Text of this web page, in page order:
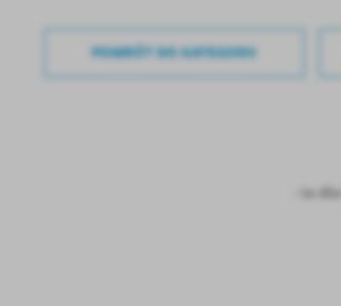
POWRÓTDO KATEGORII
- to